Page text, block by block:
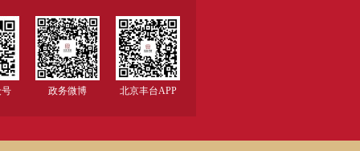
政务微博 北京丰台APP